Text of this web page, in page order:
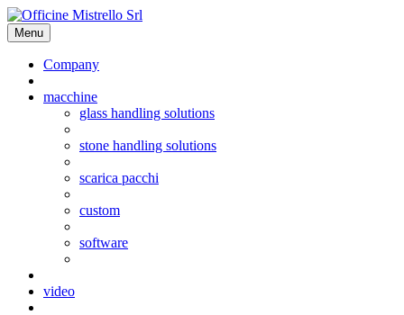
Menu
Company
macchine
glass handling solutions
stone handling solutions
scarica pacchi
custom
software
video